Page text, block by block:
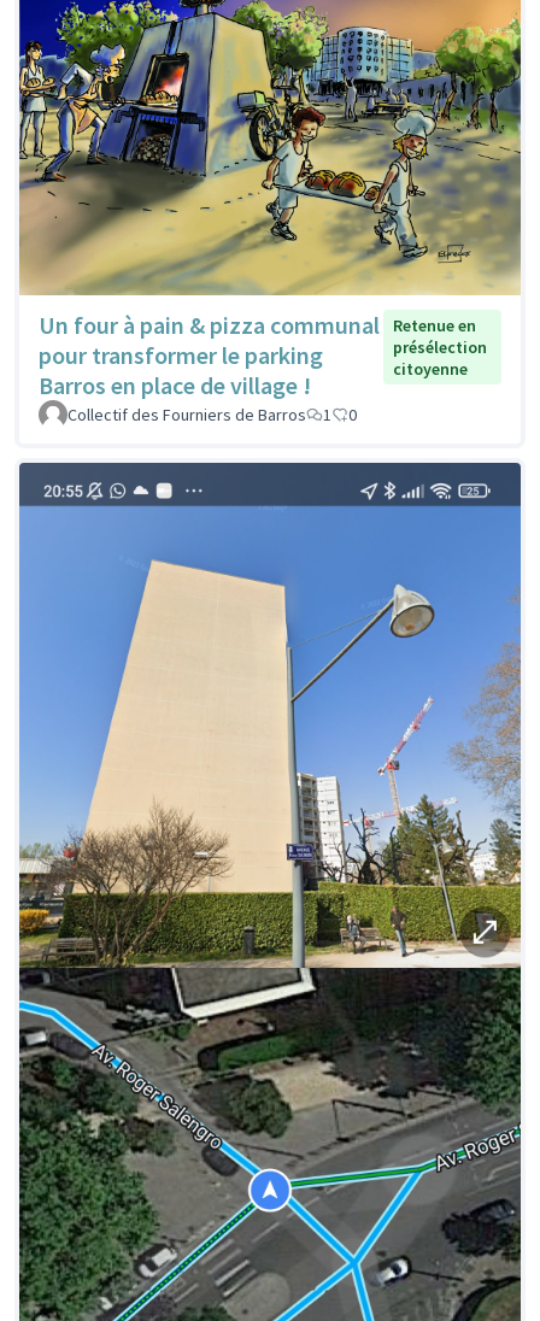
Un four à pain & pizza communal
pour transformer le parking
Barros en place de village !
Retenue en
présélection
citoyenne
Collectif des Fourniers de Barros 1 0